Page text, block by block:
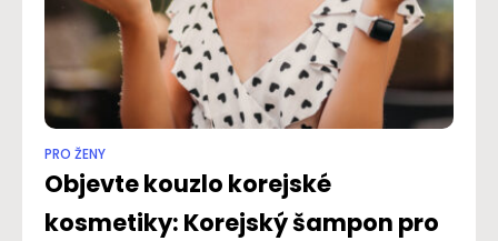
PRO ŽENY
Objevte kouzlo korejské
kosmetiky: Korejský šampon pro